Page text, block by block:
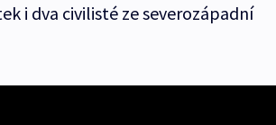
i dva civilisté ze severozápadní